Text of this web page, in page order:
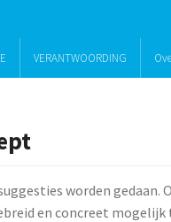
VERANTWOORDING
worden
en concreet mogelijk